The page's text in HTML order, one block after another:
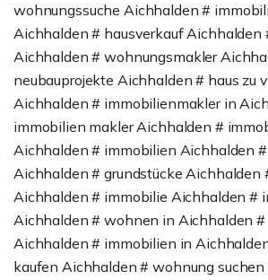
wohnungssuche Aichhalden #
Aichhalden # hausverkauf Aichhalden
Aichhalden # wohnungsmakler
neubauprojekte Aichhalden # haus zu
Aichhalden # immobilienmakler in
immobilien makler Aichhalden #
Aichhalden # immobilien Aichhalden
Aichhalden # grundstücke Aichhalden
Aichhalden # immobilie Aichhalden #
Aichhalden # wohnen in Aichhalden #
Aichhalden # immobilien in
kaufen Aichhalden # wohnung